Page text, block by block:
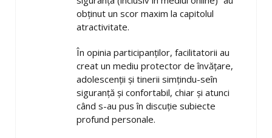
obținut un scor maxim la capitolul
atractivitate.
În opinia participanților, facilitatorii au
creat un mediu protector de învățare,
adolescenții și tinerii simțindu-seîn
siguranță și confortabil, chiar și atunci
când s-au pus în discuție subiecte
profund personale.